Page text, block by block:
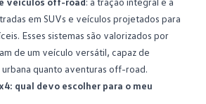
em SUVs e veículos projetados para
Esses sistemas são valorizados por
de um veículo versátil, capaz de
quanto aventuras off-road.
qual devo escolher para o meu